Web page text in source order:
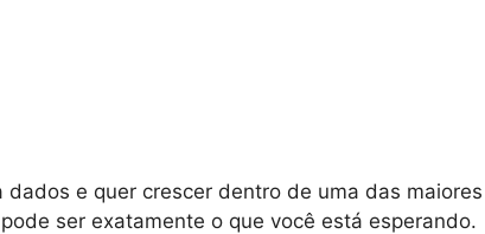
e quer crescer dentro de uma das maiores
ser exatamente o que você está esperando.